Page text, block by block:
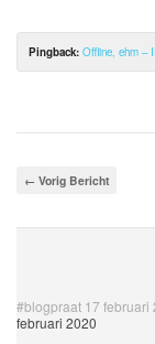
Pingback: Offline, ehm –
← Vorig Bericht
#blogpraat 17
februari 2020